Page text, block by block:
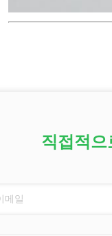
직접적